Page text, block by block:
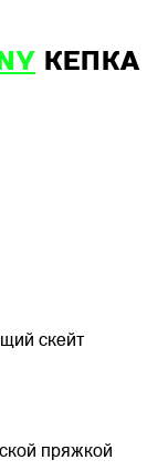
КЕПКА
скейт
пряжкой